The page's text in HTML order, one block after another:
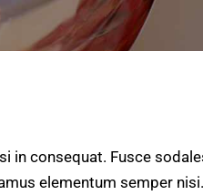
in consequat. Fusce
elementum semper